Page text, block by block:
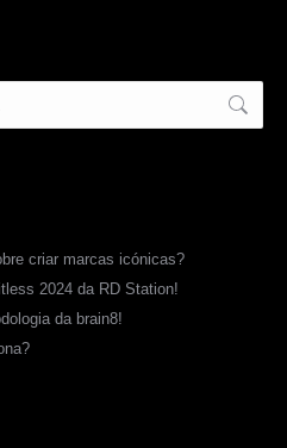
criar marcas icónicas?
2024 da RD Station!
da brain8!